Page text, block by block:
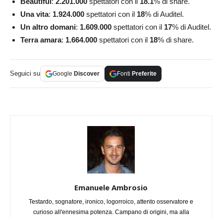
Una vita: 1.924.000 spettatori con il 18% di Auditel.
Un altro domani: 1.609.000 spettatori con il 17% di Auditel.
Terra amara: 1.664.000 spettatori con il 18% di share.
Seguici su Google Discover Fonti Preferite
Emanuele Ambrosio
Testardo, sognatore, ironico, logorroico, attento osservatore e
curioso all'ennesima potenza. Campano di origini, ma alla